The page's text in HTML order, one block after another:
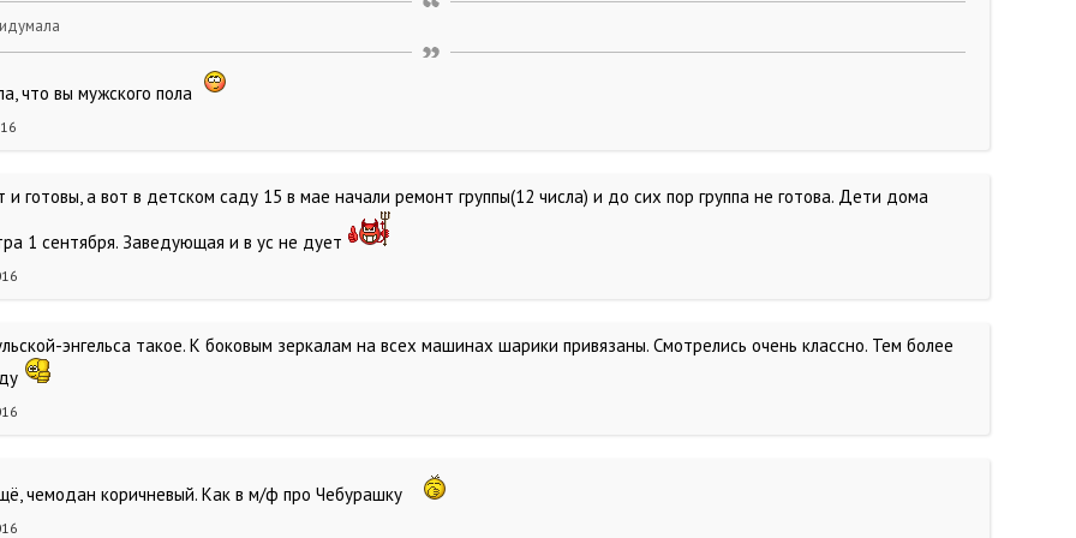
что вы мужского пола
готовы, а вот в детском саду 15 в мае начали ремонт группы(12 числа) и до сих пор группа не готова. Дети дома
1 сентября. Заведующая и в ус не дует
энгельса такое. К боковым зеркалам на всех машинах шарики привязаны. Смотрелись очень классно. Тем более
чемодан коричневый. Как в м/ф про Чебурашку